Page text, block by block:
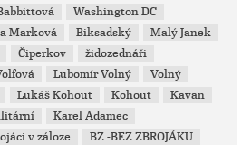
Washington DC
Marková Biksadský
Malý Janek
Čiperkov
židozednáři
Lubomír Volný
Volný
Lukáš Kohout Kohout
Kavan
Karel Adamec
v záloze
BZ -BEZ ZBROJÁKU